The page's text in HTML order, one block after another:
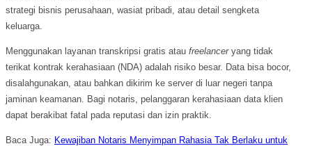
strategi bisnis perusahaan, wasiat pribadi, atau detail sengketa
keluarga.
Menggunakan layanan transkripsi gratis atau freelanceryang tidak
terikat kontrak kerahasiaan (NDA) adalah risiko besar. Data bisa bocor,
disalahgunakan, atau bahkan dikirim ke server di luar negeri tanpa
jaminan keamanan. Bagi notaris, pelanggaran kerahasiaan data klien
dapat berakibat fatal pada reputasi dan izin praktik.
Baca Juga: Kewajiban Notaris Menyimpan Rahasia Tak Berlaku untuk